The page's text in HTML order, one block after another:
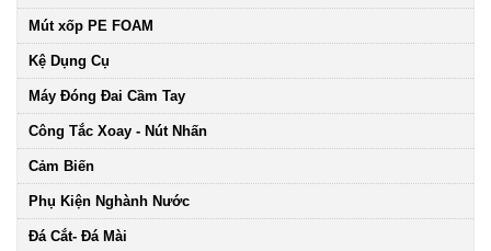
Mút xốp PE FOAM
Kệ Dụng Cụ
Máy Đóng Đai Cầm Tay
Công Tắc Xoay - Nút Nhấn
Cảm Biến
Phụ Kiện Nghành Nước
Đá Cắt- Đá Mài